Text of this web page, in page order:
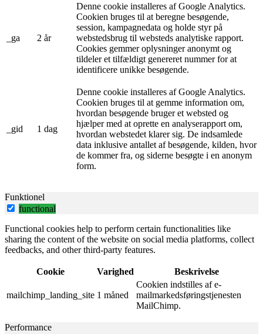
_ga 2 år
Denne cookie installeres af Google Analytics.
Cookien bruges til at beregne besøgende,
session, kampagnedata og holde styr på
webstedsbrug til websteds analytiske rapport.
Cookies gemmer oplysninger anonymt og
tildeler et tilfældigt genereret nummer for at
identificere unikke besøgende.
_gid 1 dag
Denne cookie installeres af Google Analytics.
Cookien bruges til at gemme information om,
hvordan besøgende bruger et websted og
hjælper med at oprette en analyserapport om,
hvordan webstedet klarer sig. De indsamlede
data inklusive antallet af besøgende, kilden, hvor
de kommer fra, og siderne besøgte i en anonym
form.
Funktionel
functional
Functional cookies help to perform certain functionalities like
sharing the content of the website on social media platforms, collect
feedbacks, and other third-party features.
Cookie Varighed Beskrivelse
mailchimp_landing_site 1 måned
Cookien indstilles af e-
mailmarkedsføringstjenesten
MailChimp.
Performance